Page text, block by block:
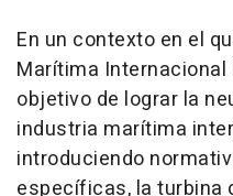
En un contexto en el
Marítima
objetivo de lograr la
industria marítima
introduciendo
específicas, la turbina